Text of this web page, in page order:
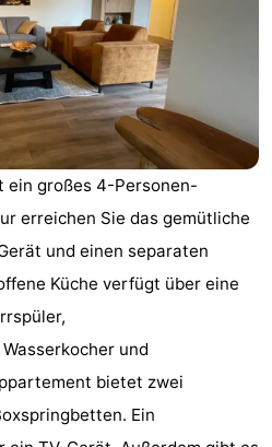
ein großes 4-Personen-
erreichen Sie das gemütliche
und einen separaten
Küche verfügt über eine
und
bietet zwei
Ein